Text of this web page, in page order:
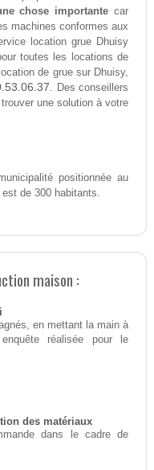
chose importante car
machines conformes aux
location grue Dhuisy
toutes les locations de
de grue sur Dhuisy,
. Des conseillers
une solution à votre
positionnée au
de 300 habitants.
maison :
en mettant la main à
réalisée pour le
des matériaux
dans le cadre de